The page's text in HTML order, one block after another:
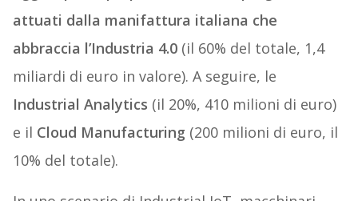
attuati dalla manifattura italiana che
abbraccia l’Industria 4.0 (il 60% del totale, 1,4
miliardi di euro in valore). A seguire, le
Industrial Analytics (il 20%, 410 milioni di euro)
e il Cloud Manufacturing (200 milioni di euro, il
10% del totale).